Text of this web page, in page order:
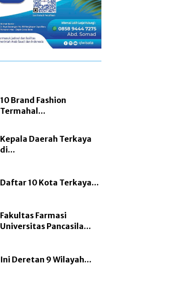
10 Brand Fashion
Termahal...
Kepala Daerah Terkaya
di...
Daftar 10 Kota Terkaya...
Fakultas Farmasi
Universitas Pancasila...
Ini Deretan 9 Wilayah...